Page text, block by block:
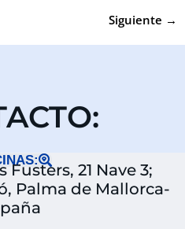
Siguiente →
Fusters, 21 Nave 3;
Palma de Mallorca-